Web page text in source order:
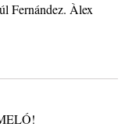
Fernández. Àlex